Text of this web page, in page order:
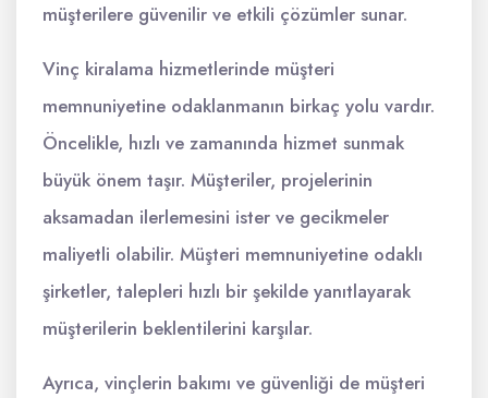
müşterilere güvenilir ve etkili çözümler sunar.
Vinç kiralama hizmetlerinde müşteri
memnuniyetine odaklanmanın birkaç yolu vardır.
Öncelikle, hızlı ve zamanında hizmet sunmak
büyük önem taşır. Müşteriler, projelerinin
aksamadan ilerlemesini ister ve gecikmeler
maliyetli olabilir. Müşteri memnuniyetine odaklı
şirketler, talepleri hızlı bir şekilde yanıtlayarak
müşterilerin beklentilerini karşılar.
Ayrıca, vinçlerin bakımı ve güvenliği de müşteri